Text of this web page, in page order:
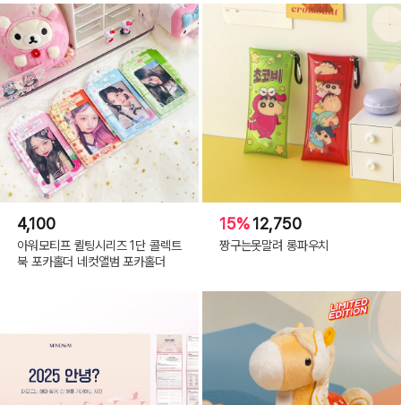
4,100
아워모티프 퀼팅시리즈 1단 콜렉트
북 포카홀더 네컷앨범 포카홀더
15%12,750
짱구는못말려 롱파우치